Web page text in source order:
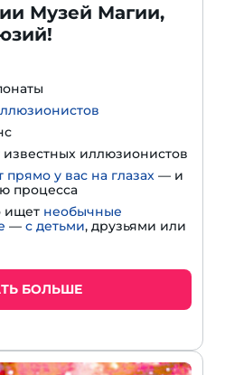
Музей Магии,
известных иллюзионистов
у вас на глазах — и
процесса
ищет необычные
— с детьми, друзьями или
БОЛЬШЕ